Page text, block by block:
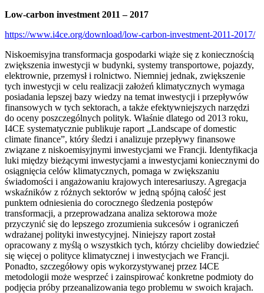
Low-carbon investment 2011 – 2017
https://www.i4ce.org/download/low-carbon-investment-2011-2017/
Niskoemisyjna transformacja gospodarki wiąże się z koniecznością
zwiększenia inwestycji w budynki, systemy transportowe, pojazdy,
elektrownie, przemysł i rolnictwo. Niemniej jednak, zwiększenie
tych inwestycji w celu realizacji założeń klimatycznych wymaga
posiadania lepszej bazy wiedzy na temat inwestycji i przepływów
finansowych w tych sektorach, a także efektywniejszych narzędzi
do oceny poszczególnych polityk. Właśnie dlatego od 2013 roku,
I4CE systematycznie publikuje raport „Landscape of domestic
climate finance”, który śledzi i analizuje przepływy finansowe
związane z niskoemisyjnymi inwestycjami we Francji. Identyfikacja
luki między bieżącymi inwestycjami a inwestycjami koniecznymi do
osiągnięcia celów klimatycznych, pomaga w zwiększaniu
świadomości i angażowaniu krajowych interesariuszy. Agregacja
wskaźników z różnych sektorów w jedną spójną całość jest
punktem odniesienia do corocznego śledzenia postępów
transformacji, a przeprowadzana analiza sektorowa może
przyczynić się do lepszego zrozumienia sukcesów i ograniczeń
wdrażanej polityki inwestycyjnej. Niniejszy raport został
opracowany z myślą o wszystkich tych, którzy chcieliby dowiedzieć
się więcej o polityce klimatycznej i inwestycjach we Francji.
Ponadto, szczegółowy opis wykorzystywanej przez I4CE
metodologii może wesprzeć i zainspirować konkretne podmioty do
podjęcia próby przeanalizowania tego problemu w swoich krajach.